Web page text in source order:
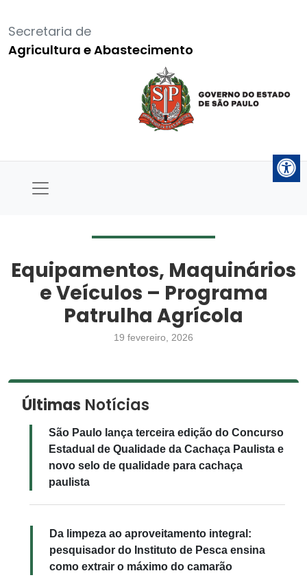
Secretaria de
Agricultura e Abastecimento
Equipamentos, Maquinários
e Veículos – Programa
Patrulha Agrícola
19 fevereiro, 2026
Últimas Notícias
São Paulo lança terceira edição do Concurso
Estadual de Qualidade da Cachaça Paulista e
novo selo de qualidade para cachaça
paulista
Da limpeza ao aproveitamento integral:
pesquisador do Instituto de Pesca ensina
como extrair o máximo do camarão